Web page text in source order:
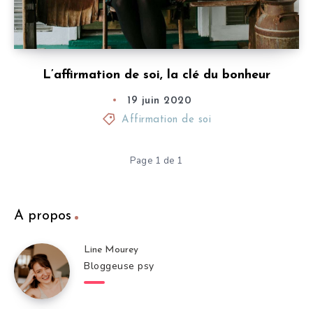
L’affirmation de soi, la clé du bonheur
19 juin 2020
Affirmation de soi
Page 1 de 1
A propos
Line Mourey
Bloggeuse psy